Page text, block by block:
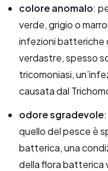
colore anomalo:
verde, grigio o
infezioni batteriche
verdastre, spesso
tricomoniasi,
causata dal
odore sgradevole
quello del pesce è
batterica, una
della flora batterica